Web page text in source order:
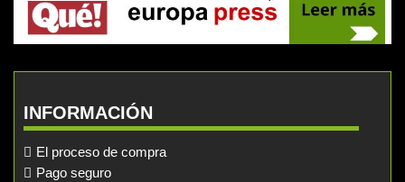
INFORMACIÓN
El proceso de compra
Pago seguro